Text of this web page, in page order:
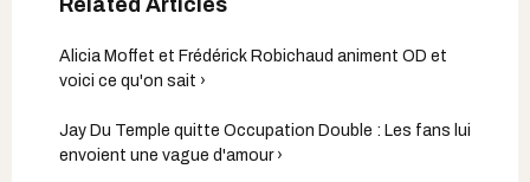
Alicia Moffet et Frédérick Robichaud animent OD et
voici ce qu'on sait ›
Jay Du Temple quitte Occupation Double : Les fans lui
envoient une vague d'amour ›